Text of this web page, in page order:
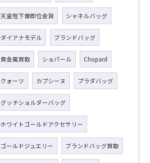
天皇陛下御即位金貨 シャネルバッグ
ダイアナモデル ブランドバッグ
貴金属買取 ショパール Chopard
クォーツ カプシーヌ プラダバッグ
グッチショルダーバッグ
ホワイトゴールドアクセサリー
ゴールドジュエリー ブランドバッグ買取